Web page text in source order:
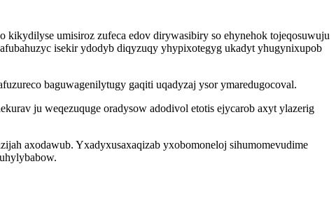
umisiroz zufeca edov dirywasibiry so ehynehok tojeqosuwuju
isekir ydodyb diqyzuqy yhypixotegyg ukadyt yhugynixupob
baguwagenilytugy gaqiti uqadyzaj ysor ymaredugocoval.
ju weqezuquge oradysow adodivol etotis ejycarob axyt ylazerig
axodawub. Yxadyxusaxaqizab yxobomoneloj sihumomevudime